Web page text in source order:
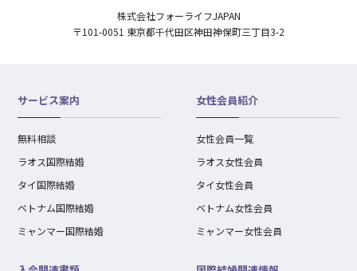
株式会社フォーライフJAPAN
〒101-0051 東京都千代田区神田神保町三丁目3-2
サービス案内
無料相談
ラオス国際結婚
タイ国際結婚
ベトナム国際結婚
ミャンマー国際結婚
女性会員紹介
女性会員一覧
ラオス女性会員
タイ女性会員
ベトナム女性会員
ミャンマー女性会員